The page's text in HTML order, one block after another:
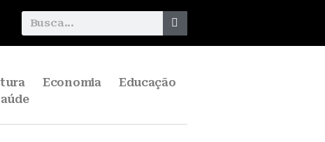
Economia
Educação